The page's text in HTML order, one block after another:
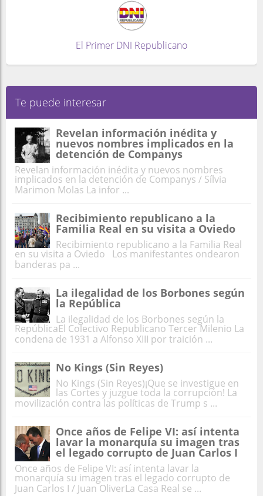
El Primer DNI Republicano
Te puede interesar
Revelan información inédita y
nuevos nombres implicados en la
detención de Companys
Revelan información inédita y nuevos nombres
implicados en la detención de Companys / Sílvia
Marimon Molas La infor ...
Recibimiento republicano a la
Familia Real en su visita a Oviedo
Recibimiento republicano a la Familia Real
en su visita a Oviedo Los manifestantes ondearon
banderas pa ...
La ilegalidad de los Borbones según
la República
La ilegalidad de los Borbones según la
RepúblicaEl Colectivo Republicano Tercer Milenio La
condena de 1931 a Alfonso XIII por traición ...
No Kings (Sin Reyes)
No Kings (Sin Reyes)¡Que se investigue en
las Cortes y juzgue toda la corrupción! La
movilización contra las políticas de Trump s ...
Once años de Felipe VI: así intenta
lavar la monarquía su imagen tras
el legado corrupto de Juan Carlos I
Once años de Felipe VI: así intenta lavar la
monarquía su imagen tras el legado corrupto de
Juan Carlos I / Juan OliverLa Casa Real se ...